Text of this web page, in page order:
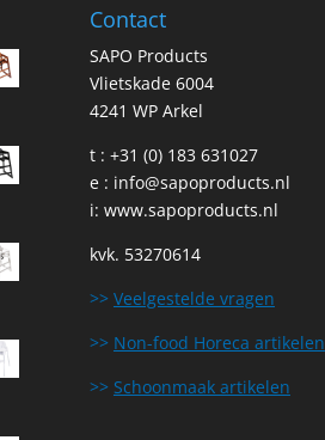
Contact
SAPO Products
Vlietskade 6004
4241 WP Arkel
t : +31 (0) 183 631027
e : info@sapoproducts.nl
i: www.sapoproducts.nl
kvk. 53270614
>> Veelgestelde vragen
>> Non-food Horeca artikelen
>> Schoonmaak artikelen